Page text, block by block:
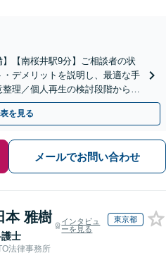
】【南桜井駅9分】ご相談者の状
デメリットを説明し、最適な手
理／個人再生の検討段階から親
夜間・休日面談可】
を見る
メールでお問い合わせ
本 雅樹
士
インタビュ
ーを見る
東京都
法律事務所